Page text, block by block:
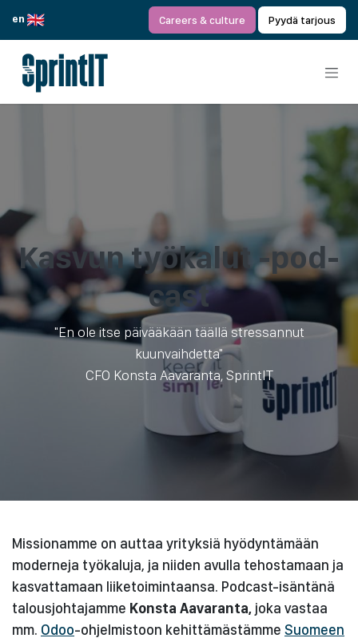
en
Careers & culture Pyydä tarjous
Kas­vun työ­ka­lut -pod­
cast
"En ole itse päivääkään täällä stressannut
kuunvaihdetta"
CFO Konsta Aavaranta, SprintIT
Missionamme on auttaa yrityksiä hyödyntämään
moderneja työkaluja, ja niiden avulla tehostamaan ja
kasvattamaan liiketoimintaansa. Podcast-isäntänä
talousjohtajamme Konsta Aavaranta, joka vastaa
mm. Odoo-ohjelmistoon kehittämästämme Suomeen